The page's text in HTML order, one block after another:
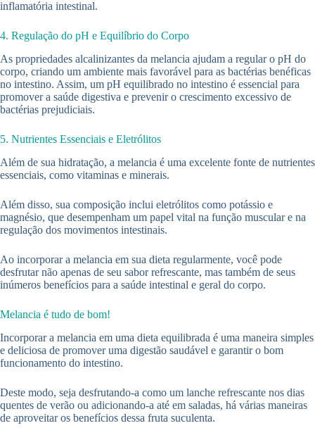
inflamatória intestinal.
4. Regulação do pH e Equilíbrio do Corpo
As propriedades alcalinizantes da melancia ajudam a regular o pH do
corpo, criando um ambiente mais favorável para as bactérias benéficas
no intestino. Assim, um pH equilibrado no intestino é essencial para
promover a saúde digestiva e prevenir o crescimento excessivo de
bactérias prejudiciais.
5. Nutrientes Essenciais e Eletrólitos
Além de sua hidratação, a melancia é uma excelente fonte de nutrientes
essenciais, como vitaminas e minerais.
Além disso, sua composição inclui eletrólitos como potássio e
magnésio, que desempenham um papel vital na função muscular e na
regulação dos movimentos intestinais.
Ao incorporar a melancia em sua dieta regularmente, você pode
desfrutar não apenas de seu sabor refrescante, mas também de seus
inúmeros benefícios para a saúde intestinal e geral do corpo.
Melancia é tudo de bom!
Incorporar a melancia em uma dieta equilibrada é uma maneira simples
e deliciosa de promover uma digestão saudável e garantir o bom
funcionamento do intestino.
Deste modo, seja desfrutando-a como um lanche refrescante nos dias
quentes de verão ou adicionando-a até em saladas, há várias maneiras
de aproveitar os benefícios dessa fruta suculenta.